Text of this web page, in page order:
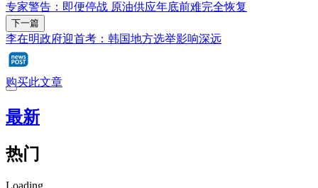
专家警告：即便停战 原油供应年底前难完全恢复
下一篇
李在明政府迎首考：韩国地方选举影响深远
购买此文章
最新
热门